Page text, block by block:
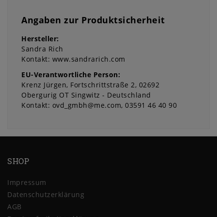
Angaben zur Produktsicherheit
Hersteller:
Sandra Rich
Kontakt: www.sandrarich.com
EU-Verantwortliche Person:
Krenz Jürgen Fortschrittstraße 2 02692
Obergurig OT Singwitz
Deutschland
Kontakt: ovd_gmbh@me.com 03591 46 40 90
SHOP
Impressum
Daten­schutz­erklärung
AGB